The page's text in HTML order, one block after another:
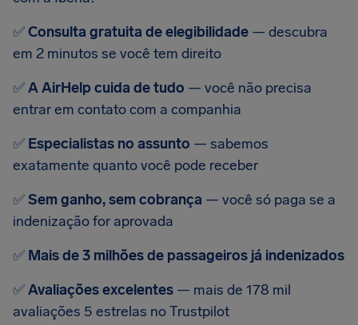
✅Consulta gratuita de elegibilidade — descubra
em 2 minutos se você tem direito
✅A AirHelp cuida de tudo — você não precisa
entrar em contato com a companhia
✅ Especialistas no assunto — sabemos
exatamente quanto você pode receber
✅Sem ganho, sem cobrança — você só paga se a
indenização for aprovada
✅ Mais de 3 milhões de passageiros já indenizados
✅Avaliações excelentes — mais de 178 mil
avaliações 5 estrelas no Trustpilot